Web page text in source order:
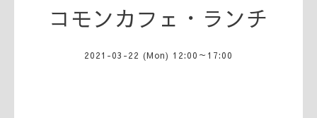
コモンカフェ・ランチ
2021-03-22 (Mon) 12:00～17:00